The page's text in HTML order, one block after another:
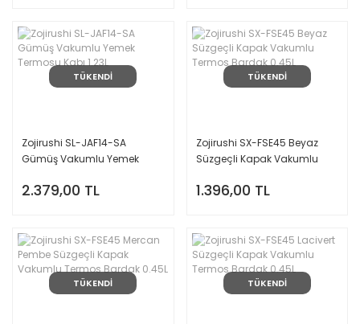
TÜKENDİ
Zojirushi SL-JAF14-SA
Gümüş Vakumlu Yemek
2.379,00 TL
TÜKENDİ
Zojirushi SX-FSE45 Beyaz
Süzgeçli Kapak Vakumlu
1.396,00 TL
TÜKENDİ TÜKENDİ